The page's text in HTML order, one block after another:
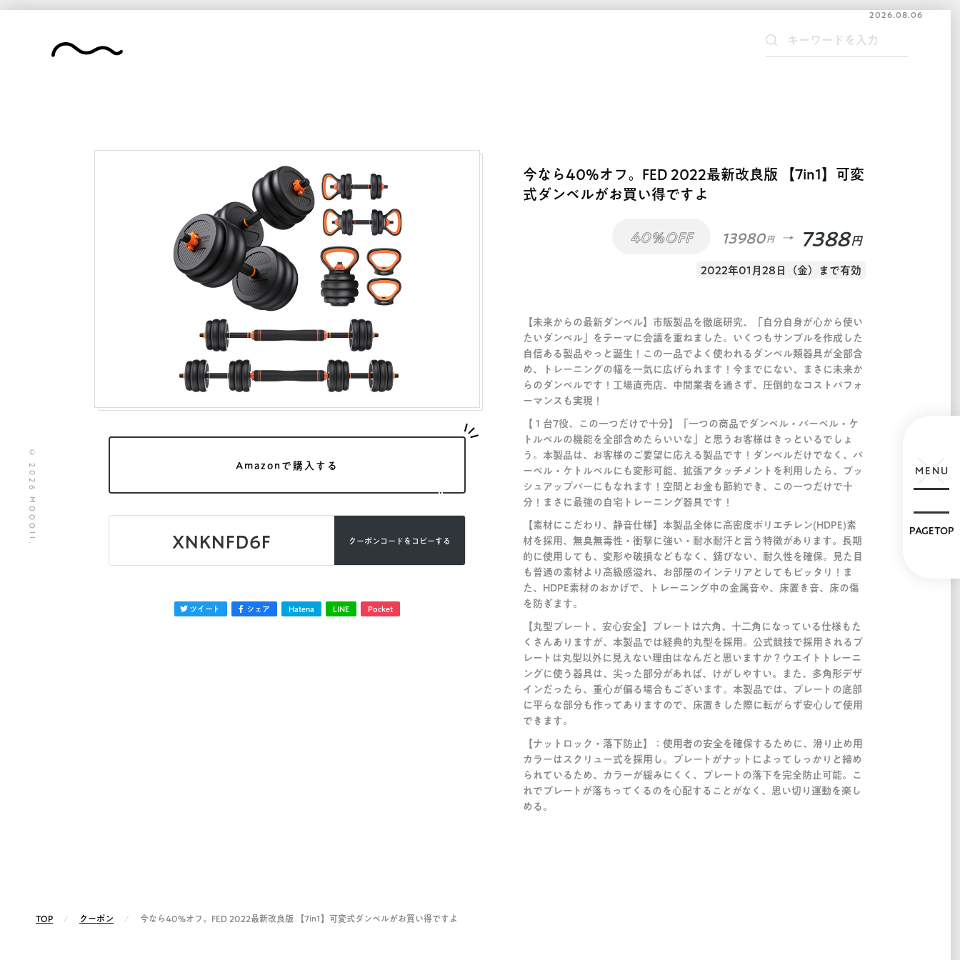
2026.08.06
Amazonで購入する
XNKNFD6F クーポンコードを コピーする
ツイート シェア Hatena LINE Pocket
今なら40%オフ。FED 2022最新改良版 【7in1】可変
式ダンベルがお買い得ですよ
40%OFF 13980 円 7388 円
2022年01月28日（金）まで有効
【未来からの最新ダンベル】市販製品を徹底研究、「自分自身が心から使い
たいダンベル」をテーマに会議を重ねました。いくつもサンプルを作成した
自信ある製品やっと誕生！この一品でよく使われるダンベル類器具が全部含
め、トレーニングの幅を一気に広げられます！今までにない、まさに未来か
らのダンベルです！工場直売店、中間業者を通さず、圧倒的なコストパフォ
ーマンスも実現！
【１台7役、この一つだけで十分】「一つの商品でダンベル・バーベル・ケ
トルベルの機能を全部含めたらいいな」と思うお客様はきっといるでしょ
う。本製品は、お客様のご要望に応える製品です！ダンベルだけでなく、バ
ーベル・ケトルベルにも変形可能、拡張アタッチメントを利用したら、プッ
シュアップバーにもなれます！空間とお金も節約でき、この一つだけで十
分！まさに最強の自宅トレーニング器具です！
【素材にこだわり、静音仕様】本製品全体に高密度ポリエチレン(HDPE)素
材を採用、無臭無毒性・衝撃に強い・耐水耐汗と言う特徴があります。長期
的に使用しても、変形や破損などもなく、錆びない、耐久性を確保。見た目
も普通の素材より高級感溢れ、お部屋のインテリアとしてもピッタリ！ま
た、HDPE素材のおかげで、トレーニング中の金属音や、床置き音、床の傷
を防ぎます。
【丸型プレート、安心安全】プレートは六角、十二角になっている仕様もた
くさんありますが、本製品では経典的丸型を採用。公式競技で採用されるプ
レートは丸型以外に見えない理由はなんだと思いますか？ウエイトトレーニ
ングに使う器具は、尖った部分があれば、けがしやすい。また、多角形デザ
インだったら、重心が偏る場合もございます。本製品では、プレートの底部
に平らな部分も作ってありますので、床置きした際に転がらず安心して使用
できます。
【ナットロック・落下防止】：使用者の安全を確保するために、滑り止め用
カラーはスクリュー式を採用し。プレートがナットによってしっかりと締め
られているため、カラーが緩みにくく、プレートの落下を完全防止可能。こ
れでプレートが落ちってくるのを心配することがなく、思い切り運動を楽し
める。
TOP クーポン 今なら40%オフ。FED 2022最新改良版 【7in1】可変式ダンベルがお買い得ですよ
© 2026 MOOOII. MENU
PAGETOP